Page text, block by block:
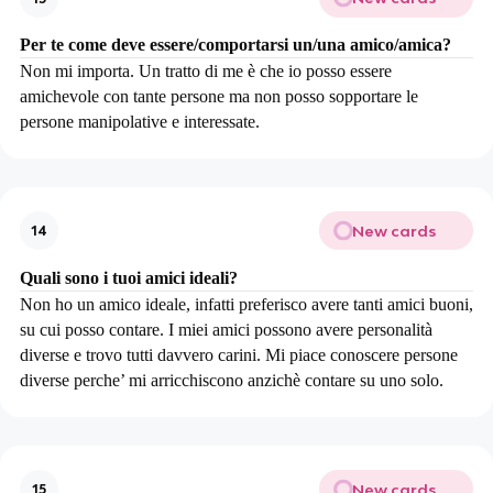
Per te come deve essere/comportarsi un/una amico/amica?
Non mi importa. Un tratto di me è che io posso essere
amichevole con tante persone ma non posso sopportare le
persone manipolative e interessate.
14 New cards
Quali sono i tuoi amici ideali?
Non ho un amico ideale, infatti preferisco avere tanti amici buoni,
su cui posso contare. I miei amici possono avere personalità
diverse e trovo tutti davvero carini. Mi piace conoscere persone
diverse perche’ mi arricchiscono anzichè contare su uno solo.
15 New cards